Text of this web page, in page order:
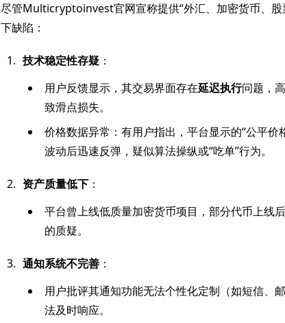
尽管Multicryptoinvest官网宣称提供“外汇、加密货币、股
下缺陷：
技术稳定性存疑：
用户反馈显示，其交易界面存在延迟执行问题，
致滑点损失。
价格数据异常：有用户指出，平台显示的“公平价
波动后迅速反弹，疑似算法操纵或“吃单”行为。
资产质量低下：
平台曾上线低质量加密货币项目，部分代币上线
的质疑。
通知系统不完善：
用户批评其通知功能无法个性化定制（如短信、
法及时响应。